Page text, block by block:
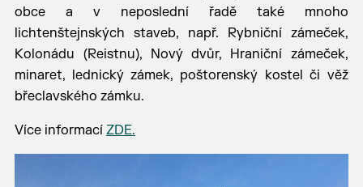
obce a v neposlední řadě také mnoho
lichtenštejnských staveb, např. Rybniční zámeček,
Kolonádu (Reistnu), Nový dvůr, Hraniční zámeček,
minaret, lednický zámek, poštorenský kostel či věž
břeclavského zámku.
Více informací ZDE.